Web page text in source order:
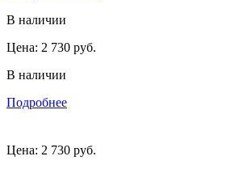
В наличии
Цена: 2 730 руб.
В наличии
Подробнее
Цена: 2 730 руб.